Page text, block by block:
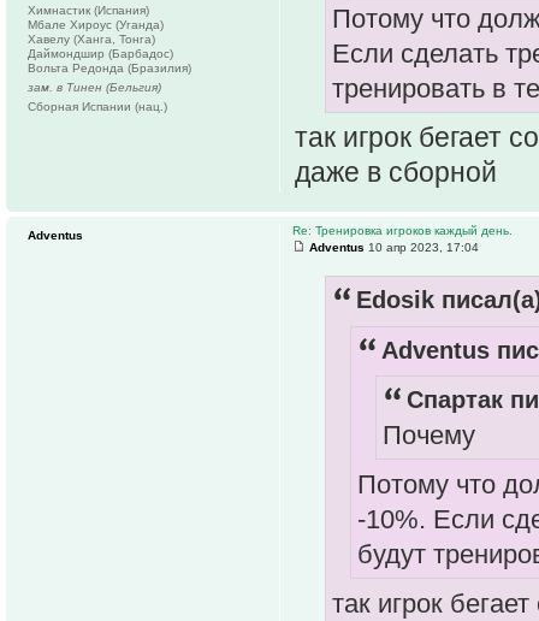
Потому что
Если сделать
тренировать в
так игрок бегает
даже в сборной
Химнастик (Испания)
Мбале Хироус (Уганда)
Хавелу (Ханга, Тонга)
Даймондшир (Барбадос)
Вольта Редонда (Бразилия)
зам. в Тинен (Бельгия)
Сборная Испании (нац.)
Re: Тренировка игроков каждый день.
Adventus 10 апр 2023, 17:04
Edosik
Adventus
Спартак
Почему
Потому что
-10%. Если
будут
так игрок
Adventus